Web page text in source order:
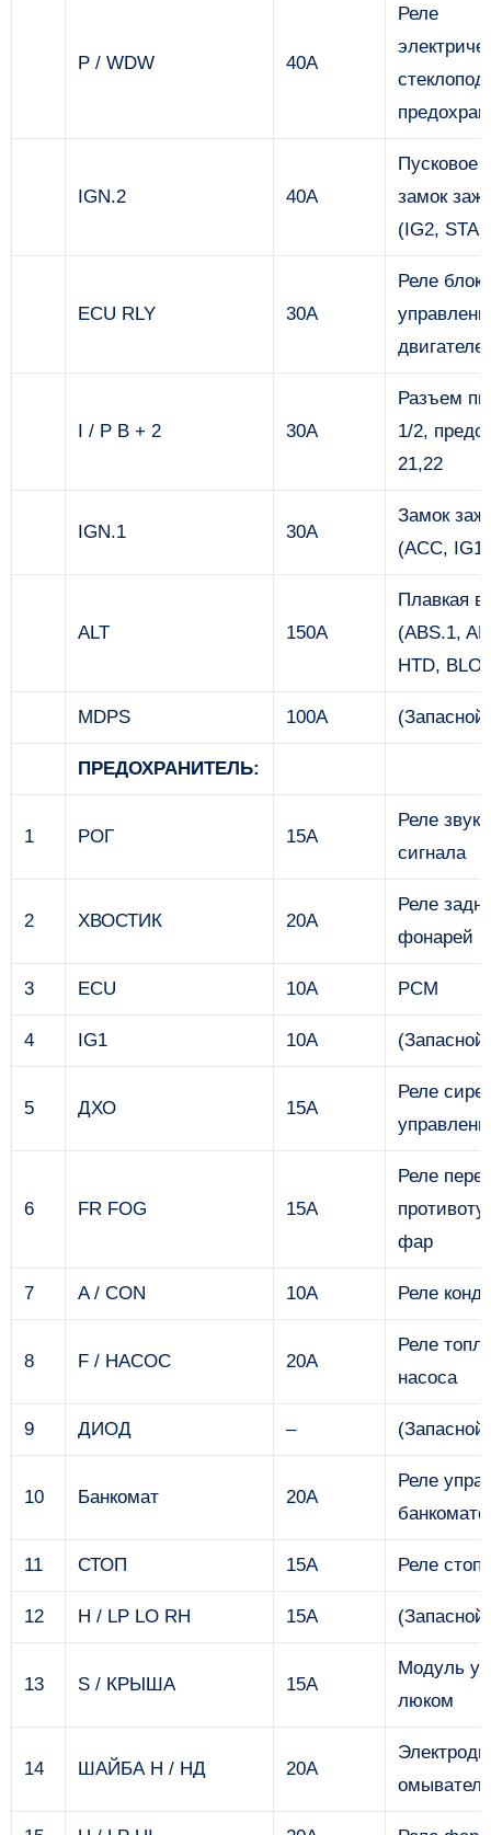
P / WDW 40А
Реле
IGN.2 40А
Пусковое
замок
(IG2,
ECU RLY 30А
Реле блока
I / P B + 2 30А
Разъем
1/2,
21,22
IGN.1 30А
Замок
(ACC, IG1)
ALT 150А
Плавкая
(ABS.1,
HTD,
MDPS 100А (Запасной)
ПРЕДОХРАНИТЕЛЬ:
1 РОГ 15А
Реле
сигнала
2 ХВОСТИК 20А
Реле
фонарей
3 ECU 10А PCM
4 IG1 10А (Запасной)
5 ДХО 15А
Реле
6 FR FOG 15А
Реле
фар
7 A / CON 10А Реле
8 F / НАСОС 20А
Реле
насоса
9 ДИОД – (Запасной)
10 Банкомат 20А
Реле
11 СТОП 15А Реле
12 H / LP LO RH 15А (Запасной)
13 S / КРЫША 15А
Модуль
люком
14 ШАЙБА Н / НД 20А